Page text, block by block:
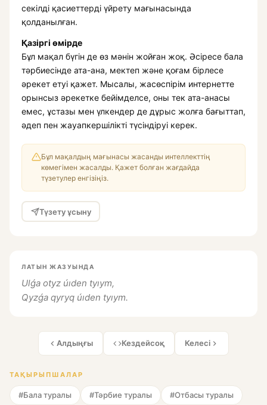
секілді қасиеттерді үйрету мағынасында
қолданылған.
Қазіргі өмірде
Бұл мақал бүгін де өз мәнін жойған жоқ. Әсіресе бала
тәрбиесінде ата-ана, мектеп және қоғам бірлесе
әрекет етуі қажет. Мысалы, жасөспірім интернетте
орынсыз әрекетке бейімделсе, оны тек ата-анасы
емес, ұстазы мен үлкендер де дұрыс жолға бағыттап,
әдеп пен жауапкершілікті түсіндіруі керек.
Бұл мақалдың мағынасы жасанды интеллекттің
көмегімен жасалды. Қажет болған жағдайда
түзетулер енгізіңіз.
Түзету ұсыну
ЛАТЫН ЖАЗУЫНДА
Ulǵa otyz úıden tyıym,
Qyzǵa qyryq úıden tyıym.
Алдыңғы Кездейсоқ Келесі
ТАҚЫРЫПШАЛАР
#Бала туралы #Тәрбие туралы #Отбасы туралы